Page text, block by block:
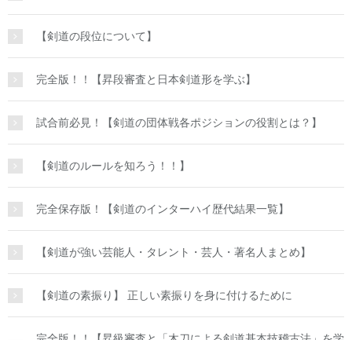
【剣道の段位について】
完全版！！【昇段審査と日本剣道形を学ぶ】
試合前必見！【剣道の団体戦各ポジションの役割とは？】
【剣道のルールを知ろう！！】
完全保存版！【剣道のインターハイ歴代結果一覧】
【剣道が強い芸能人・タレント・芸人・著名人まとめ】
【剣道の素振り】 正しい素振りを身に付けるために